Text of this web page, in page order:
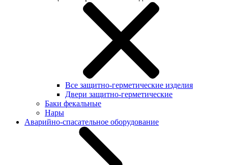
Все защитно-герметические изделия
Двери защитно-герметические
Баки фекальные
Нары
Аварийно-спасательное оборудование